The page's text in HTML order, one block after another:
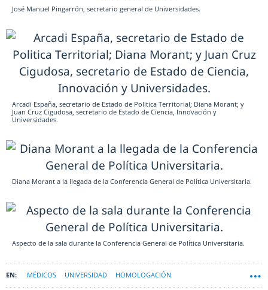
José Manuel Pingarrón, secretario general de Universidades.
Arcadi España, secretario de Estado de Politica Territorial; Diana Morant; y
Juan Cruz Cigudosa, secretario de Estado de Ciencia, Innovación y
Universidades.
Diana Morant a la llegada de la Conferencia General de Política Universitaria.
Aspecto de la sala durante la Conferencia General de Política Universitaria.
MÉDICOS UNIVERSIDAD HOMOLOGACIÓN